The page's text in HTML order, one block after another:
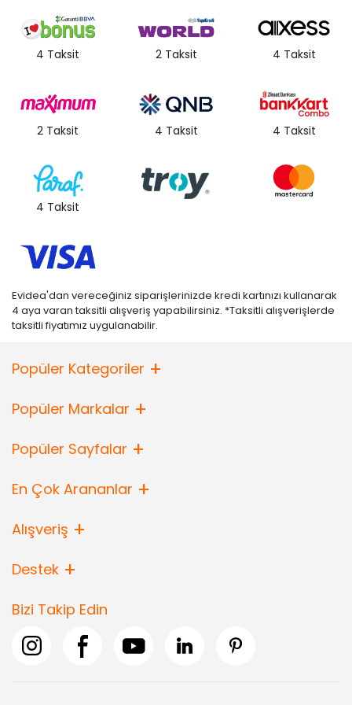
4 Taksit 2 Taksit 4 Taksit
2 Taksit 4 Taksit 4 Taksit
4 Taksit
Evidea'dan vereceğiniz siparişlerinizde kredi kartınızı kullanarak
4 aya varan taksitli alışveriş yapabilirsiniz. *Taksitli alışverişlerde
taksitli fiyatımız uygulanabilir.
Popüler Kategoriler
Popüler Markalar
Popüler Sayfalar
En Çok Arananlar
Alışveriş
Destek
Bizi Takip Edin